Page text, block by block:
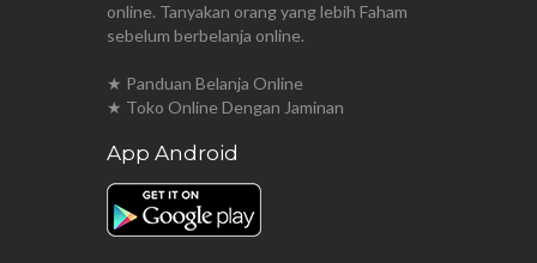
online. Tanyakan orang yang lebih Faham
sebelum berbelanja online.
★ Panduan Belanja Online
★ Toko Online Dengan Jaminan
App Android